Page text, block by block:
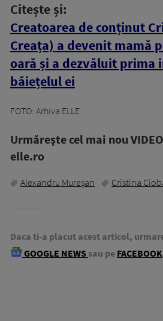
Citește și:
Creatoarea de conținut
Creața) a devenit mamă
oară și a dezvăluit prima
băiețelul ei
FOTO: Arhiva ELLE
Urmăreşte cel mai nou
elle.ro
Alexandru Mureșan Cristina
Daca ti-a placut acest articol,
GOOGLE NEWS sau pe FACEBOOK